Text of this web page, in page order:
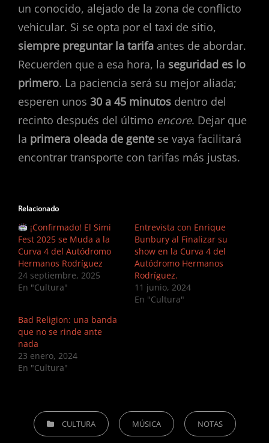
un conocido, alejado de la zona de conflicto
vehicular. Si se opta por el taxi de sitio,
siempre preguntar la tarifa antes de abordar.
Recuerden que a esa hora, la seguridad es lo
primero. La paciencia será su mejor aliada;
esperen unos 30 a 45 minutos dentro del
recinto después del último encore. Dejar que
la primera oleada de gente se vaya facilitará
encontrar transporte con tarifas más justas.
Relacionado
¡Confirmado! El Simi
Fest 2025 se Muda a la
Curva 4 del Autódromo
Hermanos Rodríguez
24 septiembre, 2025
En "Cultura"
Entrevista con Enrique
Bunbury al Finalizar su
show en la Curva 4 del
Autódromo Hermanos
Rodríguez.
11 junio, 2024
En "Cultura"
Bad Religion: una banda
que no se rinde ante
nada
23 enero, 2024
En "Cultura"
CATEGORIESCULTURA MÚSICA NOTAS